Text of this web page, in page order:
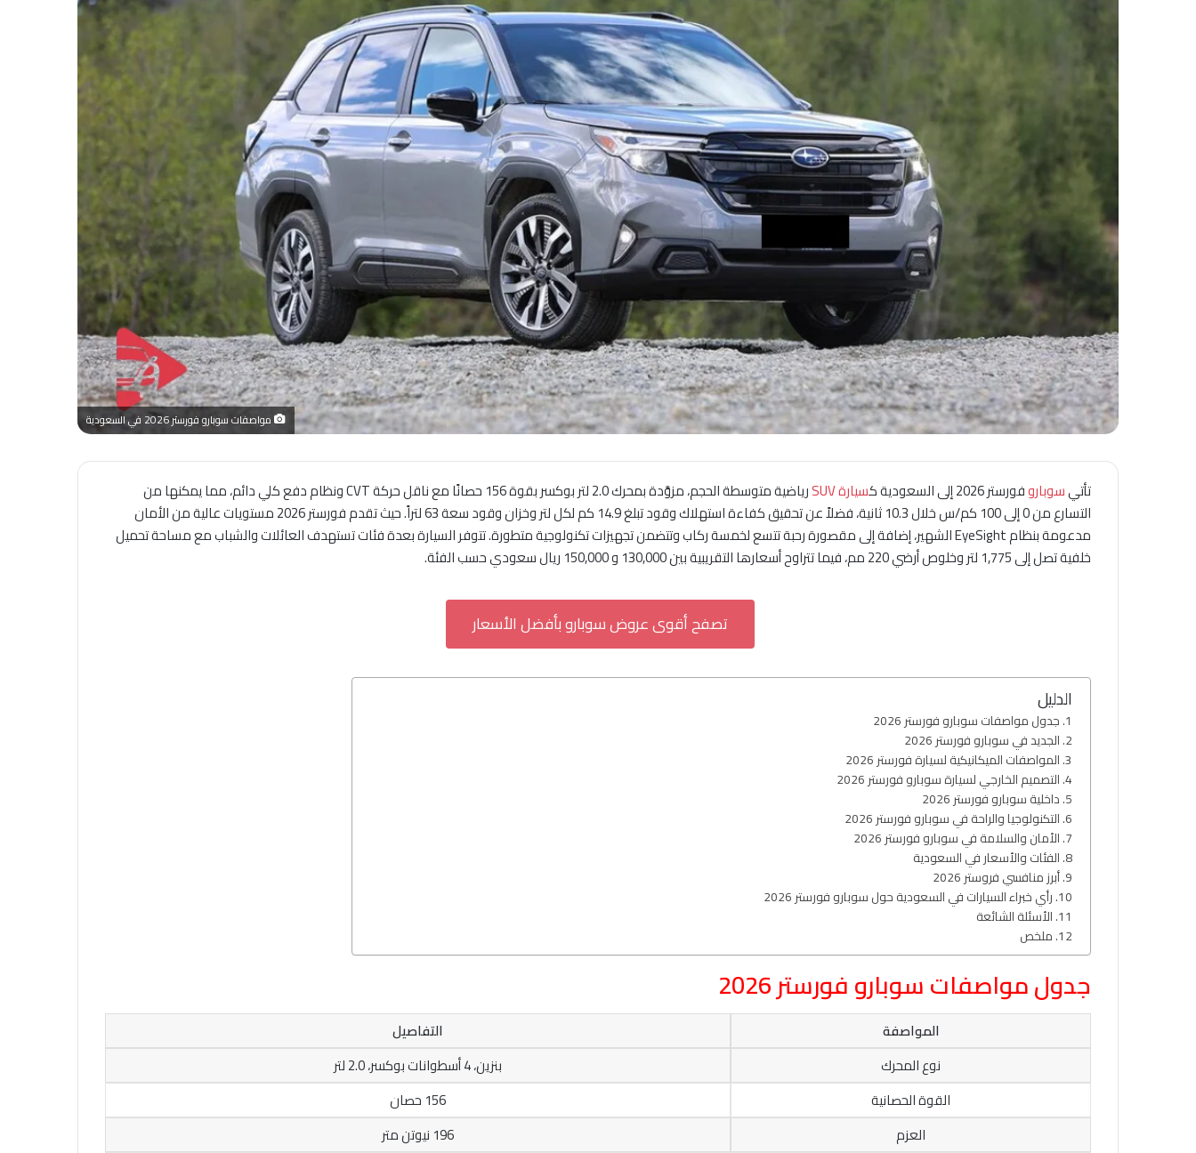
مواصفات سوبارو فورستر 2026 في السعودية
تأتيسوباروفورستر 2026 إلى السعودية ك سيارة SUV
رياضية متوسطة الحجم، مزوَّدة بمحرك 2.0 لتر بوكسر بقوة 156 حصانًا مع ناقل حركة CVT ونظام دفع كلي دائم، مما يمكنها من
التسارع من 0 إلى 100 كم/س خلال 10.3 ثانية، فضلاً عن تحقيق كفاءة استهلاك وقود تبلغ 14.9 كم لكل لتر وخزان وقود سعة 63 لتراً. حيث تقدم فورستر 2026 مستويات عالية من الأمان
مدعومة بنظام EyeSight الشهير، إضافة إلى مقصورة رحبة تتسع لخمسة ركاب وتتضمن تجهيزات تكنولوجية متطورة. تتوفر السيارة بعدة فئات تستهدف العائلات والشباب مع مساحة تحميل
خلفية تصل إلى 1,775 لتر وخلوص أرضي 220 مم، فيما تتراوح أسعارها التقريبية بين 130,000 و 150,000 ريال سعودي حسب الفئة.
تصفح أقوى عروض سوبارو بأفضل الأسعار
الدليل
جدول مواصفات سوبارو فورستر 2026
الجديد في سوبارو فورستر 2026
المواصفات الميكانيكية لسيارة فورستر 2026
التصميم الخارجي لسيارة سوبارو فورستر 2026
داخلية سوبارو فورستر 2026
التكنولوجيا والراحة في سوبارو فورستر 2026
الأمان والسلامة في سوبارو فورستر 2026
الفئات والأسعار في السعودية
أبرز منافسي فروستر 2026
رأي خبراء السيارات في السعودية حول سوبارو فورستر 2026
الأسئلة الشائعة
ملخص
جدول مواصفات سوبارو فورستر 2026
المواصفة
التفاصيل
نوع المحرك
بنزين، 4 أسطوانات بوكسر، 2.0 لتر
القوة الحصانية
156 حصان
العزم
196 نيوتن متر